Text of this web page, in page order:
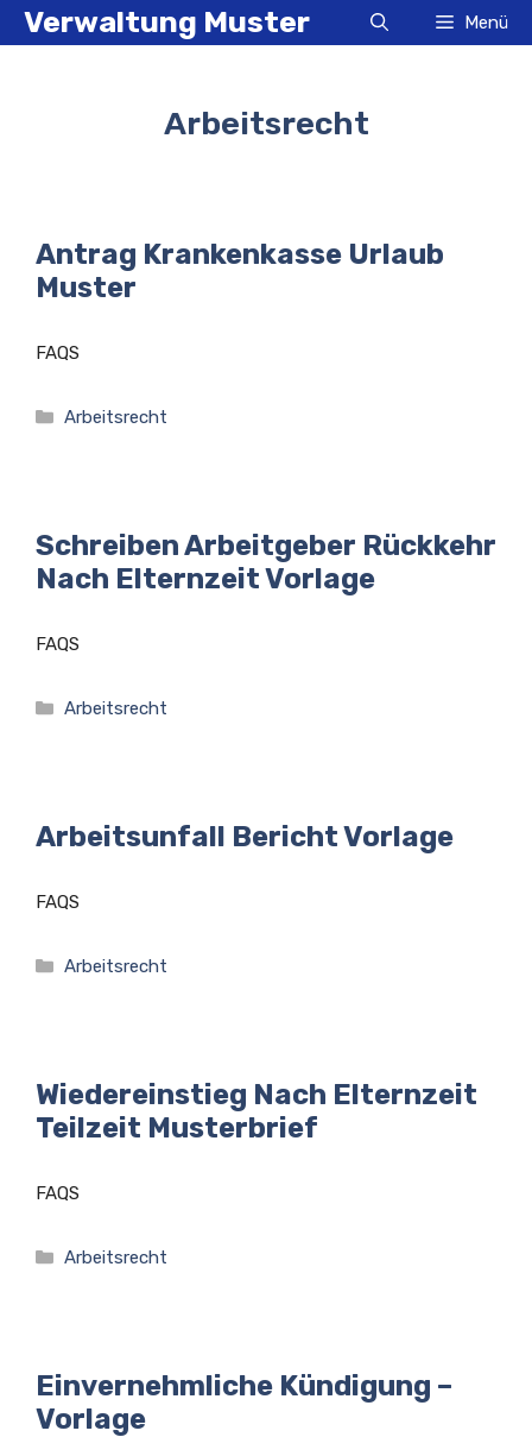
Zum
InhaltVerwaltung Muster Menü
Arbeitsrecht
Antrag Krankenkasse Urlaub
Muster
FAQS
Kategorien
Arbeitsrecht
Schreiben Arbeitgeber Rückkehr
Nach Elternzeit Vorlage
FAQS
Kategorien
Arbeitsrecht
Arbeitsunfall Bericht Vorlage
FAQS
Kategorien
Arbeitsrecht
Wiedereinstieg Nach Elternzeit
Teilzeit Musterbrief
FAQS
Kategorien
Arbeitsrecht
Einvernehmliche Kündigung –
Vorlage